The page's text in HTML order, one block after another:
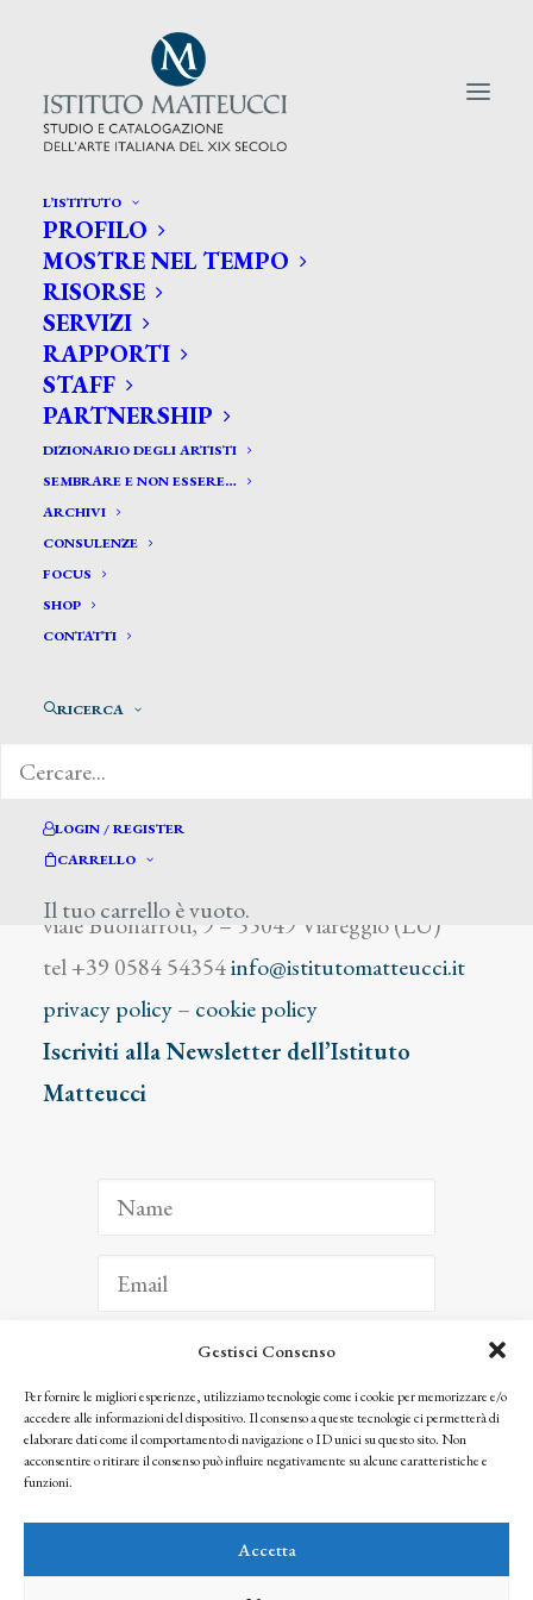
Gestisci Consenso
Per fornire le migliori esperienze, utilizziamo tecnologie come i cookie per memorizzare e/o
accedere alle informazioni del dispositivo. Il consenso a queste tecnologie ci permetterà di
elaborare dati come il comportamento di navigazione o ID unici su questo sito. Non
acconsentire o ritirare il consenso può influire negativamente su alcune caratteristiche e
funzioni.
Accetta
L’ISTITUTO
PROFILO
MOSTRE NEL TEMPO
RISORSE
SERVIZI
RAPPORTI
STAFF
PARTNERSHIP
DIZIONARIO DEGLI ARTISTI
SEMBRARE E NON ESSERE…
ARCHIVI
CONSULENZE
FOCUS
SHOP
CONTATTI
RICERCA
LOGIN / REGISTER
CARRELLO
Il tuo carrello è vuoto.
CERCA TRA GLI ARTISTI:
Search
for:
Muti Rutilio
viale Buonarroti, 9 – 55049 Viareggio (LU)
tel +39 0584 54354info@istitutomatteucci.it
privacy policy– cookie policy
Iscriviti alla Newsletter dell’Istituto
Matteucci
ISCRIVITI
Facendo clic per iscriverti, riconosci che le tue informazioni saranno trattate
seguendo la nostra Privacy Policy
© 2025 Istituto Matteucci. All right reserved
l’autorizzazione scritta dei proprietari dei diritti e dell’Istituto Matteucci